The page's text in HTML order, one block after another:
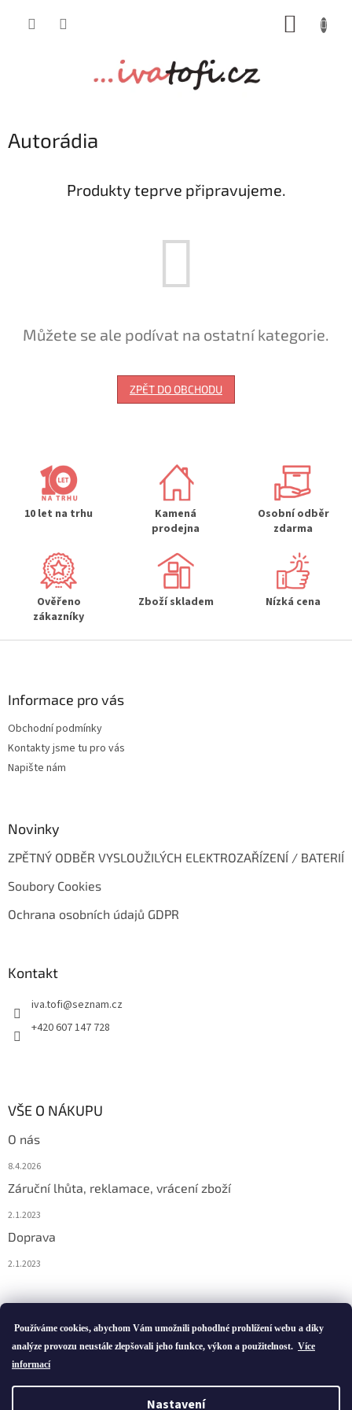
Používáme cookies, abychom Vám umožnili pohodlné prohlížení webu a díky
analýze provozu neustále zlepšovali jeho funkce, výkon a použitelnost. Více
informací
Nastavení
Autorádia
Produkty teprve připravujeme.
Můžete se ale podívat na ostatní kategorie.
ZPĚT DO OBCHODU
10 let na trhu
Kamená
prodejna
Osobní odběr
zdarma
Ověřeno
zákazníky
Zboží skladem Nízká cena
Informace pro vás
Obchodní podmínky
Kontakty jsme tu pro vás
Napište nám
Novinky
ZPĚTNÝ ODBĚR VYSLOUŽILÝCH ELEKTROZAŘÍZENÍ / BATERIÍ
Soubory Cookies
Ochrana osobních údajů GDPR
Kontakt
iva.tofi@seznam.cz
+420 607 147 728
VŠE O NÁKUPU
O nás
8.4.2026
Záruční lhůta, reklamace, vrácení zboží
2.1.2023
Doprava
2.1.2023
Vytvořil Shoptet